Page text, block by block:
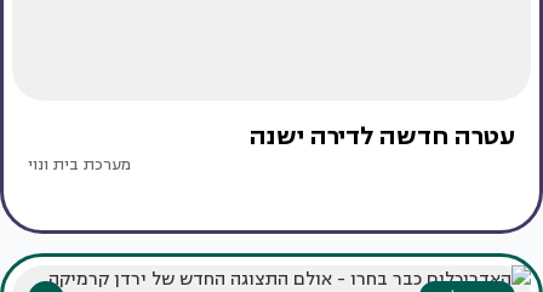
עטרה חדשה לדירה ישנה
מערכת בית ונוי